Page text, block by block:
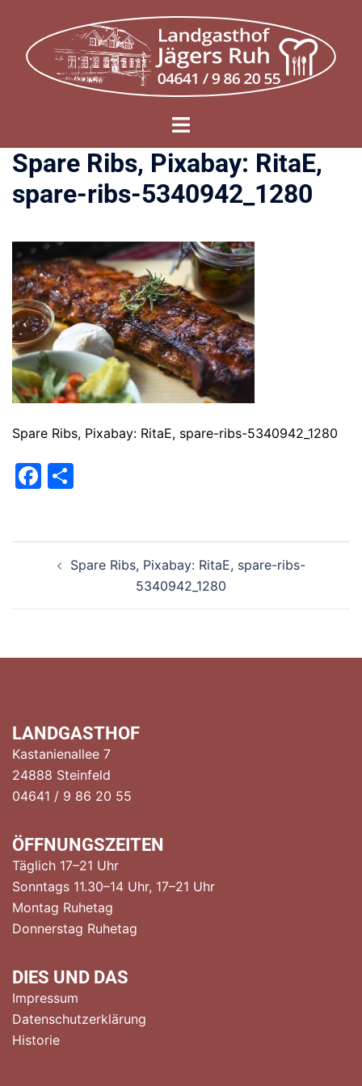
springen
Menü
Spare Ribs, Pixabay: RitaE,
spare-ribs-5340942_1280
Spare Ribs, Pixabay: RitaE, spare-ribs-5340942_1280
Facebook
Beitragsnavigation
Spare Ribs, Pixabay: RitaE, spare-ribs-
5340942_1280
LANDGASTHOF
Kastanienallee 7
24888 Steinfeld
04641 / 9 86 20 55
ÖFFNUNGSZEITEN
Täglich 17–21 Uhr
Sonntags 11.30–14 Uhr, 17–21 Uhr
Montag Ruhetag
Donnerstag Ruhetag
DIES UND DAS
Impressum
Datenschutzerklärung
Historie